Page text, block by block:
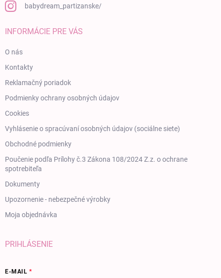
babydream_partizanske/
INFORMÁCIE PRE VÁS
O nás
Kontakty
Reklamačný poriadok
Podmienky ochrany osobných údajov
Cookies
Vyhlásenie o spracúvaní osobných údajov (sociálne siete)
Obchodné podmienky
Poučenie podľa Prílohy č.3 Zákona 108/2024 Z.z. o ochrane
spotrebiteľa
Dokumenty
Upozornenie - nebezpečné výrobky
Moja objednávka
PRIHLÁSENIE
E-MAIL